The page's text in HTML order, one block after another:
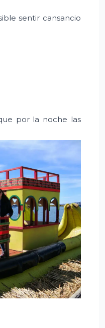
sentir cansancio
por la noche las